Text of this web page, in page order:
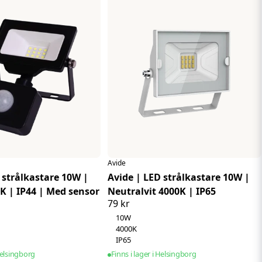
automatiskt och ger tillfällig belysning för
där du vill skapa en inbjudande känsla.
som parkeringsplatser, industriområden och
strålkastare 10W |
| IP44 | Med sensor
Avide
Avide | LED strålkastare 10W |
Neutralvit 4000K | IP65
79 kr
10W
4000K
IP65
Finns i lager i Helsingborg